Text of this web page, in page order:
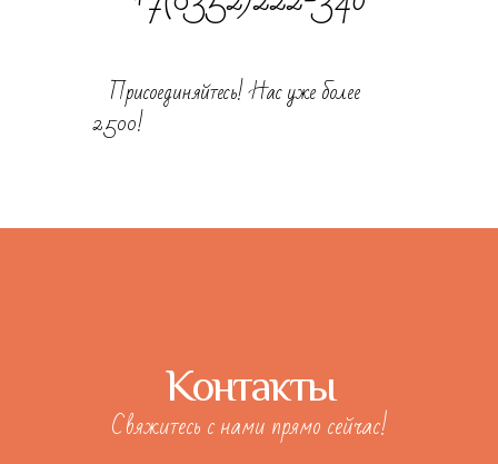
Присоединяйтесь! Нас уже более
2500!
Контакты
Свяжитесь с нами прямо сейчас!